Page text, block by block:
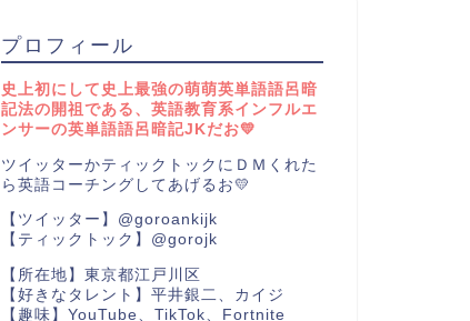
プロフィール
史上初にして史上最強の萌萌英単語語呂暗
記法の開祖である、英語教育系インフルエ
ンサーの英単語語呂暗記JKだお💛
ツイッターかティックトックにＤＭくれた
ら英語コーチングしてあげるお💛
【ツイッター】@goroankijk
【ティックトック】@gorojk
【所在地】東京都江戸川区
【好きなタレント】平井銀二、カイジ
【趣味】YouTube、TikTok、Fortnite